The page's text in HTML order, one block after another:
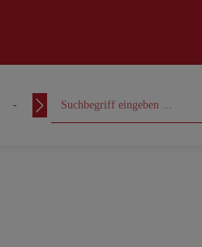
OUTFITS CURVY